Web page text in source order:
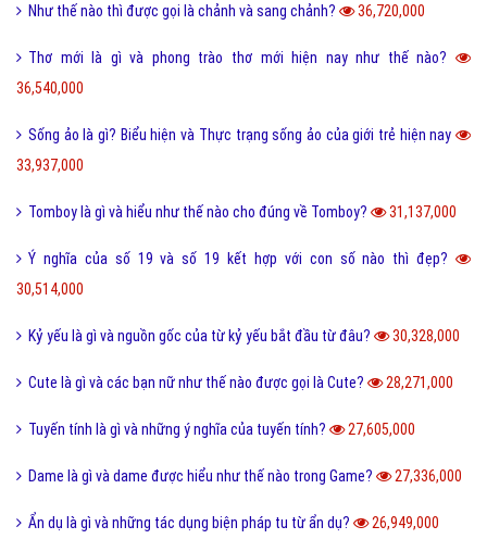
Như thế nào thì được gọi là chảnh và sang chảnh? 36,720,000
Thơ mới là gì và phong trào thơ mới hiện nay như thế nào?
36,540,000
Sống ảo là gì? Biểu hiện và Thực trạng sống ảo của giới trẻ hiện nay
33,937,000
Tomboy là gì và hiểu như thế nào cho đúng về Tomboy? 31,137,000
Ý nghĩa của số 19 và số 19 kết hợp với con số nào thì đẹp?
30,514,000
Kỷ yếu là gì và nguồn gốc của từ kỷ yếu bắt đầu từ đâu? 30,328,000
Cute là gì và các bạn nữ như thế nào được gọi là Cute? 28,271,000
Tuyến tính là gì và những ý nghĩa của tuyến tính? 27,605,000
Dame là gì và dame được hiểu như thế nào trong Game? 27,336,000
Ẩn dụ là gì và những tác dụng biện pháp tu từ ẩn dụ? 26,949,000